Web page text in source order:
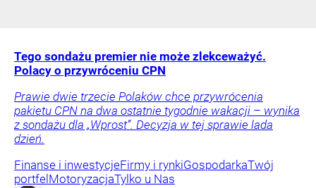
Tego sondażu premier nie może zlekceważyć.
Polacy o przywróceniu CPN
Prawie dwie trzecie Polaków chce przywrócenia
pakietu CPN na dwa ostatnie tygodnie wakacji – wynika
z sondażu dla „Wprost”. Decyzja w tej sprawie lada
dzień.
Finanse i inwestycjeFirmy i rynkiGospodarkaTwój
portfel MotoryzacjaTylko u Nas